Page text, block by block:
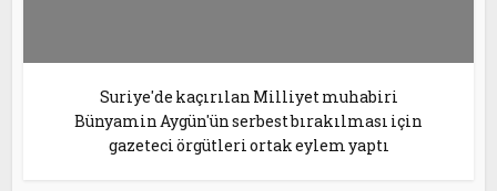
Suriye'de kaçırılan Milliyet muhabiri
Bünyamin Aygün'ün serbest bırakılması için
gazeteci örgütleri ortak eylem yaptı